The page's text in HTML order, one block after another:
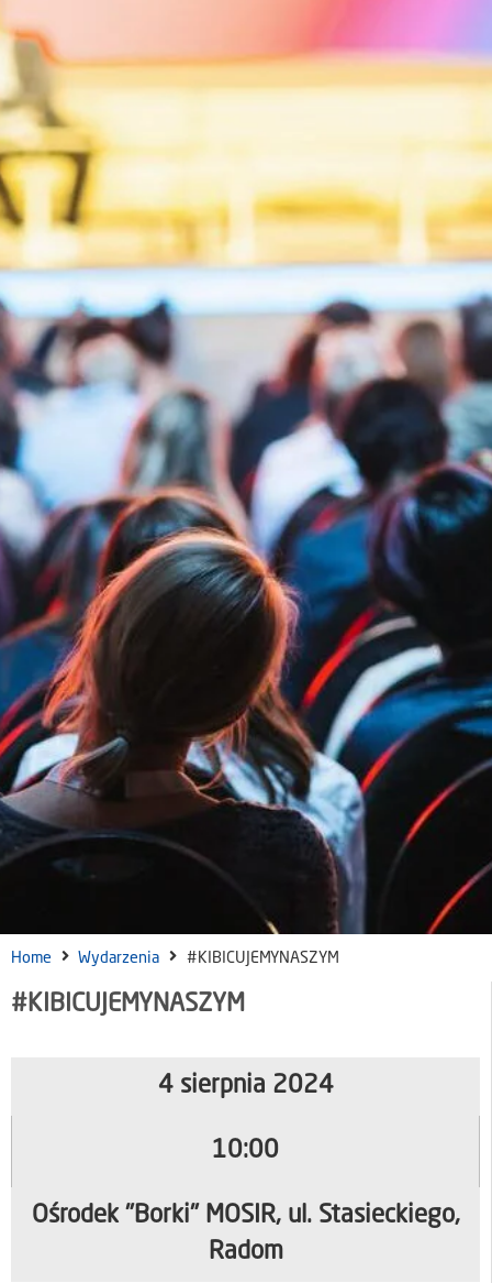
Home Wydarzenia #KIBICUJEMYNASZYM
#KIBICUJEMYNASZYM
4 sierpnia 2024
10:00
Ośrodek "Borki" MOSIR, ul. Stasieckiego,
Radom